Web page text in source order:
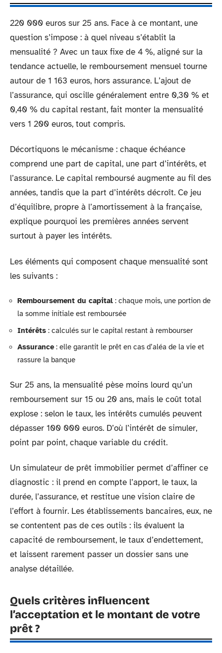
220 000 euros sur 25 ans. Face à ce montant, une
question s’impose : à quel niveau s’établit la
mensualité ? Avec un taux fixe de 4 %, aligné sur la
tendance actuelle, le remboursement mensuel tourne
autour de 1 163 euros, hors assurance. L’ajout de
l’assurance, qui oscille généralement entre 0,30 % et
0,40 % du capital restant, fait monter la mensualité
vers 1 200 euros, tout compris.
Décortiquons le mécanisme : chaque échéance
comprend une part de capital, une part d’intérêts, et
l’assurance. Le capital remboursé augmente au fil des
années, tandis que la part d’intérêts décroît. Ce jeu
d’équilibre, propre à l’amortissement à la française,
explique pourquoi les premières années servent
surtout à payer les intérêts.
Les éléments qui composent chaque mensualité sont
les suivants :
Remboursement du capital : chaque mois, une portion de
la somme initiale est remboursée
Intérêts : calculés sur le capital restant à rembourser
Assurance: elle garantit le prêt en cas d’aléa de la vie et
rassure la banque
Sur 25 ans, la mensualité pèse moins lourd qu’un
remboursement sur 15 ou 20 ans, mais le coût total
explose : selon le taux, les intérêts cumulés peuvent
dépasser 100 000 euros. D’où l’intérêt de simuler,
point par point, chaque variable du crédit.
Un simulateur de prêt immobilier permet d’affiner ce
diagnostic : il prend en compte l’apport, le taux, la
durée, l’assurance, et restitue une vision claire de
l’effort à fournir. Les établissements bancaires, eux, ne
se contentent pas de ces outils : ils évaluent la
capacité de remboursement, le taux d’endettement,
et laissent rarement passer un dossier sans une
analyse détaillée.
Quels critères influencent
l’acceptation et le montant de votre
prêt ?